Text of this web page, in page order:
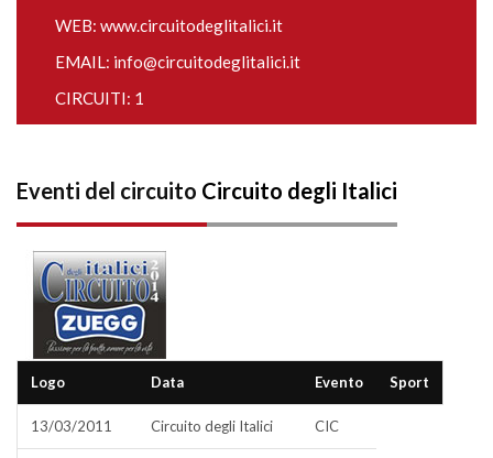
WEB: www.circuitodeglitalici.it
EMAIL: info@circuitodeglitalici.it
CIRCUITI: 1
Eventi del circuito Circuito degli Italici
Logo Data Evento Sport
13/03/2011 Circuito degli Italici CIC